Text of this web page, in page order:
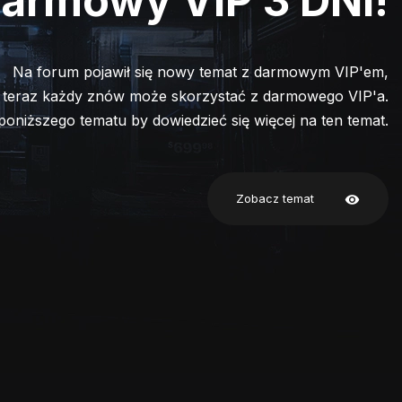
Na forum pojawił się nowy temat z darmowym VIP'em,
każdy znów może skorzystać z darmowego VIP'a.
tematu by dowiedzieć się więcej na ten temat.
Zobacz temat visibility